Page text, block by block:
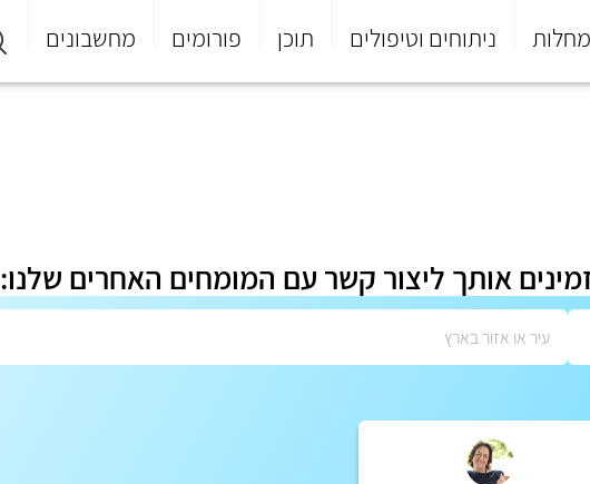
מחלות ניתוחים וטיפולים תוכן פורומים מחשבונים
אותך ליצור קשר עם המומחים האחרים שלנו: